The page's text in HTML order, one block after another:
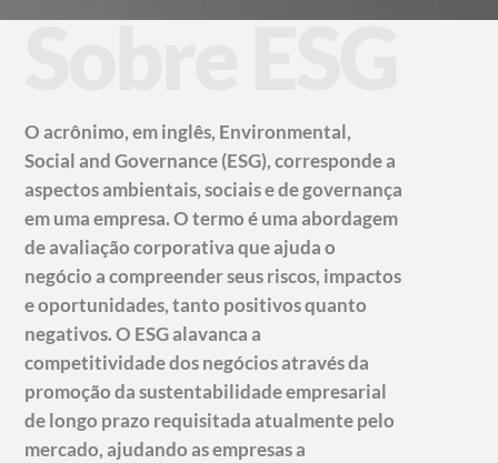
O acrônimo, em inglês, Environmental,
Social and Governance (ESG), corresponde a
aspectos ambientais, sociais e de governança
em uma empresa. O termo é uma abordagem
de avaliação corporativa que ajuda o
negócio a compreender seus riscos, impactos
e oportunidades, tanto positivos quanto
negativos. O ESG alavanca a
competitividade dos negócios através da
promoção da sustentabilidade empresarial
de longo prazo requisitada atualmente pelo
mercado, ajudando as empresas a